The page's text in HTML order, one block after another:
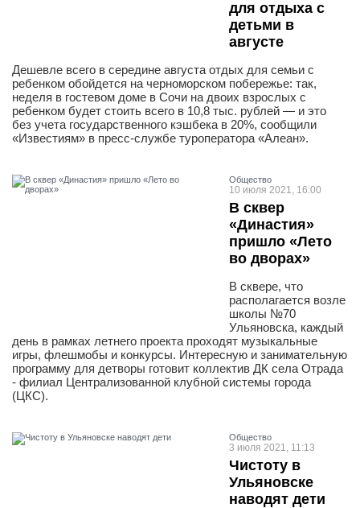
для отдыха с
детьми в
августе
Дешевле всего в середине августа отдых для семьи с
ребенком обойдется на черноморском побережье: так,
неделя в гостевом доме в Сочи на двоих взрослых с
ребенком будет стоить всего в 10,8 тыс. рублей — и это
без учета государственного кэшбека в 20%, сообщили
«Известиям» в пресс-службе туроператора «Алеан».
Общество
10 июля 2021, 16:00
В сквер
«Династия»
пришло «Лето
во дворах»
В сквере, что
располагается возле
школы №70
Ульяновска, каждый
день в рамках летнего проекта проходят музыкальные
игры, флешмобы и конкурсы. Интересную и занимательную
программу для детворы готовит коллектив ДК села Отрада
- филиал Централизованной клубной системы города
(ЦКС).
Общество
3 июля 2021, 11:13
Чистоту в
Ульяновске
наводят дети